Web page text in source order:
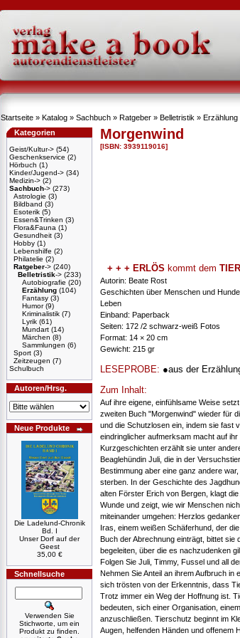
Startseite » Katalog » Sachbuch » Ratgeber » Belletristik » Erzählung
Kategorien
Geist/Kultur-> (54)
Geschenkservice (2)
Hörbuch (1)
Kinder/Jugend-> (34)
Medizin-> (2)
Sachbuch-> (273)
Astrologie (3)
Bildband (3)
Esoterik (5)
Essen&Trinken (3)
Flora&Fauna (1)
Gesundheit (3)
Hobby (1)
Lebenshilfe (2)
Philatelie (2)
Ratgeber-> (240)
Belletristik-> (233)
Autobiografie (20)
Erzählung (104)
Fantasy (3)
Humor(9)
Kriminalistik (7)
Lyrik (61)
Mundart (14)
Märchen (8)
Sammlungen (6)
Sport (3)
Zeitzeugen (7)
Schulbuch
Autoren/Hrsg.
Neue Produkte
Die Ladelund-Chronik
Bd. I
Unser Dorf auf der
Geest
35,00 €
Schnellsuche
Verwenden Sie
Stichworte, um ein
Produkt zu finden.
Morgenwind
[ISBN: 3939119016]
+ + + ERLÖSkommt dem
Autorin: Beate Rost
Geschichten über Menschen und
Leben
Einband: Paperback
Seiten: 172 /2 schwarz-weiß Fotos
Format: 14 × 20 cm
Gewicht: 215 gr
LESEPROBE: ●aus der
Zum Inhalt:
Auf ihre eigene, einfühlsame Weise
zweiten Buch "Morgenwind" wieder für
und die Schutzlosen ein, indem sie fast
eindringlicher aufmerksam macht auf
Kurzgeschichten erzählt sie unter
Beaglehündin Juli, die in der
Bestimmung aber eine ganz andere
sterben. In der Geschichte des
alten Förster Erich von Bergen, klagt
Wunde und zeigt, wie wir Menschen
miteinander umgehen: Herzlos
Iras, einem weißen Schäferhund, der
Buch der Abrechnung einträgt, bittet sie
begeleiten, über die es nachzudenken
Folgen Sie Juli, Timmy, Fussel und all
Nehmen Sie Anteil an ihrem Aufbruch in
sich trösten von der Erkenntnis, dass
Trotz immer ein Weg der Hoffnung ist.
bedeuten, sich einer Organisation,
anzuschließen. Tierschutz beginnt im
Augen, helfenden Händen und offenem